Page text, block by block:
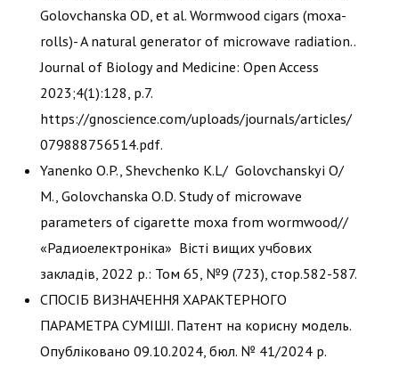
Golovchanska ОD, et al. Wormwood cigars (moxa-
rolls)- A natural generator of microwave radiation..
Journal of Biology and Medicine: Open Access
2023;4(1):128, p.7.
https://gnoscience.com/uploads/journals/articles/
079888756514.pdf.
Yanenko O.P., Shevchenko К.L/ Golovchanskyi O/
М., Golovchanska О.D. Study of microwave
parameters of cigarette moxa from wormwood//
«Радиоелектроніка» Вісті вищих учбових
закладів, 2022 р.: Том 65, №9 (723), стор.582-587.
СПОСІБ ВИЗНАЧЕННЯ ХАРАКТЕРНОГО
ПАРАМЕТРА СУМІШІ. Патент на корисну модель.
Опубліковано 09.10.2024, бюл. № 41/2024 р.